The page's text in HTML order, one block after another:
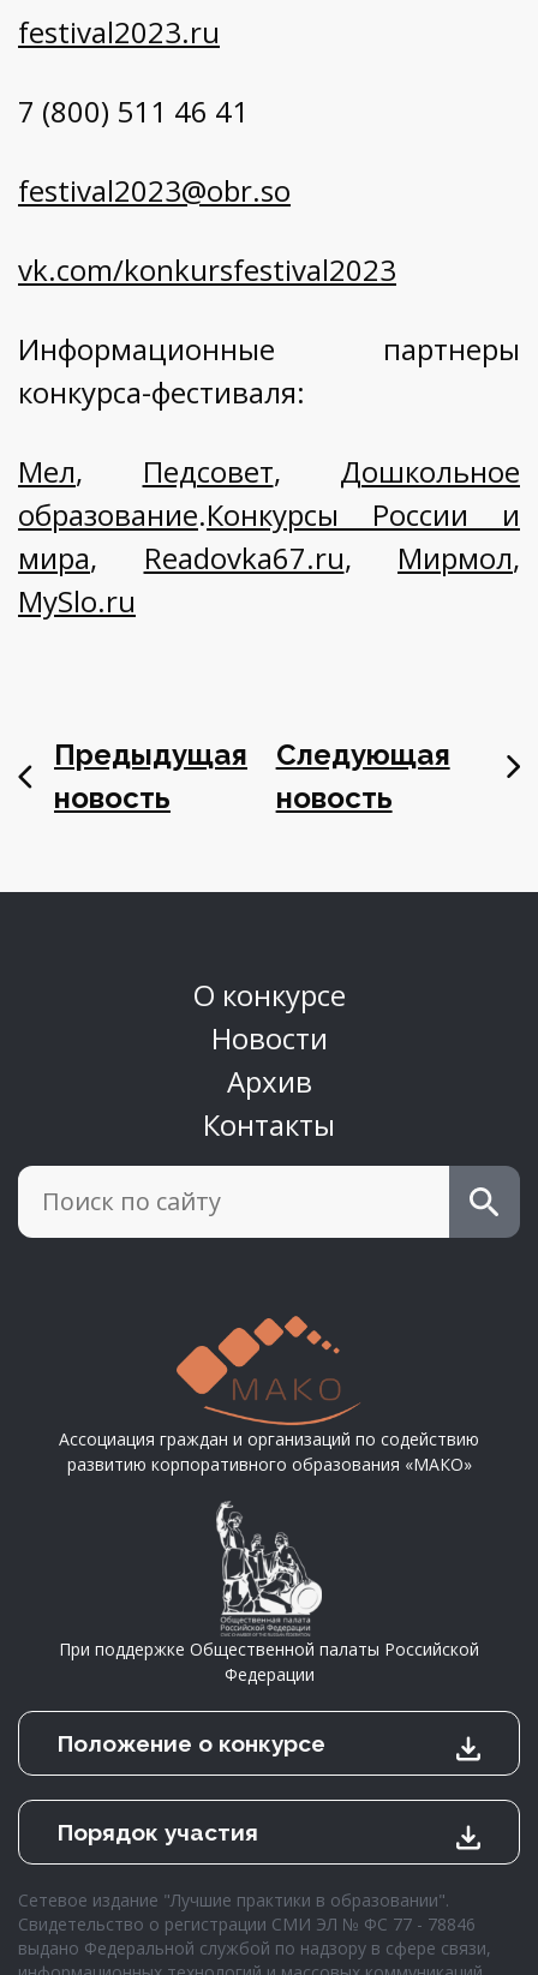
festival2023.ru
7 (800) 511 46 41
festival2023@obr.so
vk.com/konkursfestival2023
Информационные партнеры
конкурса-фестиваля:
Мел, Педсовет, Дошкольное
образование.Конкурсы России и
мира, Readovka67.ru, Мирмол,
MySlo.ru
Предыдущая
новость
Следующая
новость
О конкурсе
Новости
Архив
Контакты
Ассоциация граждан и организаций по содействию
развитию корпоративного образования «МАКО»
При поддержке Общественной палаты Российской
Федерации
Положение о конкурсе
Порядок участия
Сетевое издание "Лучшие практики в образовании".
Свидетельство о регистрации СМИ ЭЛ № ФС 77 - 78846
выдано Федеральной службой по надзору в сфере связи,